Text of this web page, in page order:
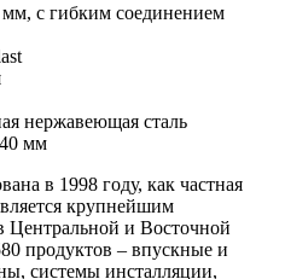
с гибким соединением
нержавеющая сталь
мм
в 1998 году, как частная
крупнейшим
Центральной и Восточной
продуктов – впускные и
системы инсталляции,